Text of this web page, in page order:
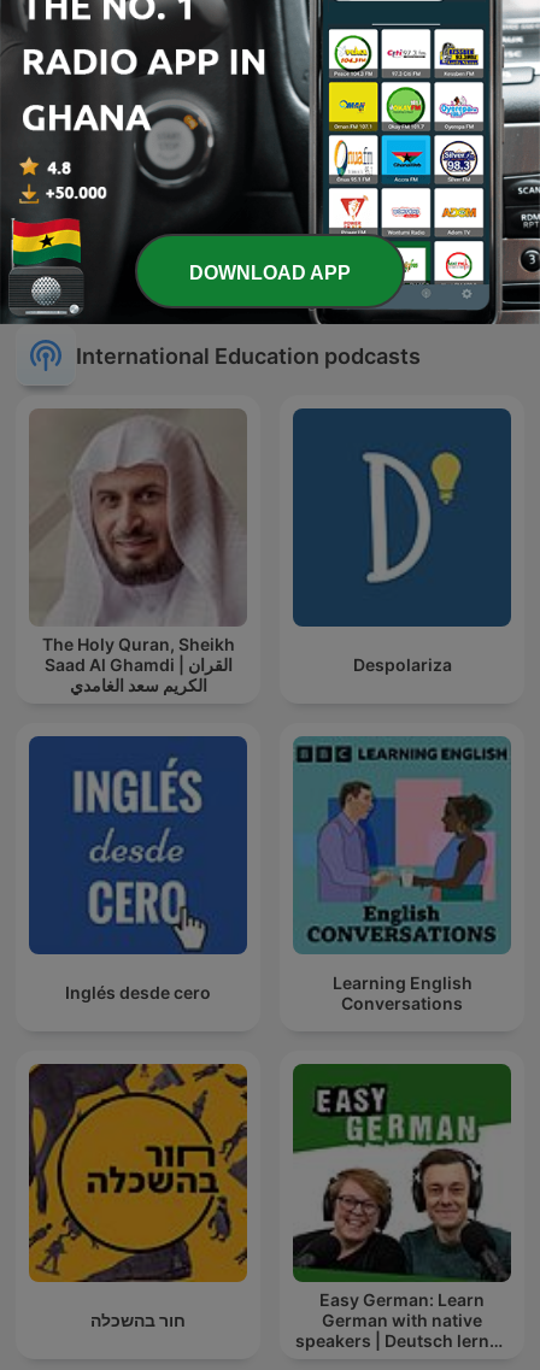
ada Blanca to go
International Education podcasts
The Holy Quran, Sheikh
Saad Al Ghamdi | القران
الكريم سعد الغامدي
Despolariza
Inglés desde cero
Learning English
Conversations
חור בהשכלה
Easy German: Learn
German with native
speakers | Deutsch lernen
DOWNLOAD APP